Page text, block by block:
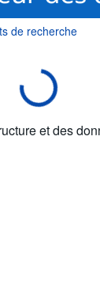
de recherche
et des